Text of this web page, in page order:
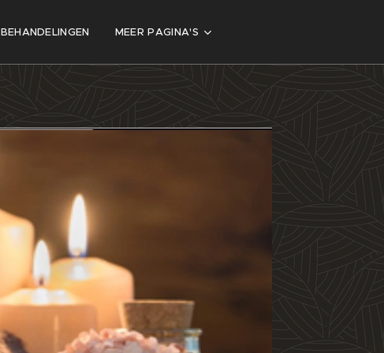
BEHANDELINGEN MEER PAGINA'S